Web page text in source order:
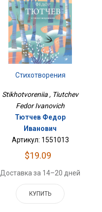
Стихотворения
Stikhotvoreniia , Tiutchev
Fedor Ivanovich
Тютчев Федор
Иванович
Артикул: 1551013
$19.09
Доставка за 14–20 дней
КУПИТЬ